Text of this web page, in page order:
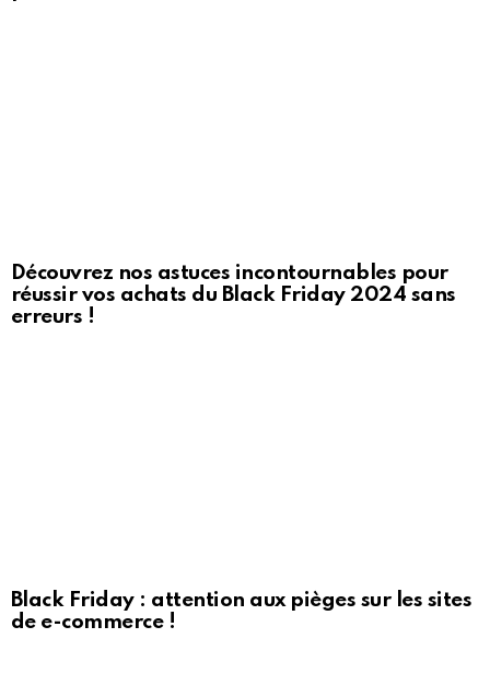
Découvrez nos astuces incontournables pour
réussir vos achats du Black Friday 2024 sans
erreurs !
Black Friday : attention aux pièges sur les sites
de e-commerce !